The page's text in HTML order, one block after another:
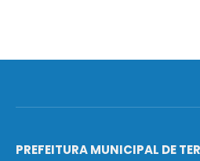
PREFEITURA MUNICIPAL DE